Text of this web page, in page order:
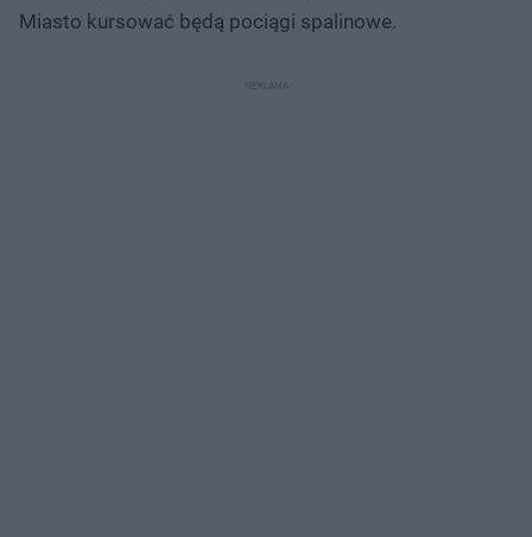
Miasto kursować będą pociągi spalinowe.